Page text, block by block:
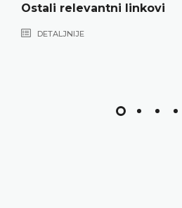
Ostali relevantni linkovi
DETALJNIJE